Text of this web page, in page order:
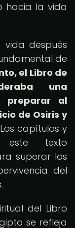
hacia la vida
vida después
de
el Libro de
una
preparar al
de Osiris y
Los capítulos y
este texto
superar los
del
del Libro
se refleja